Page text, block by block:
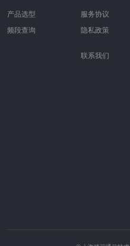
产品选型
频段查询
服务协议
隐私政策
联系我们